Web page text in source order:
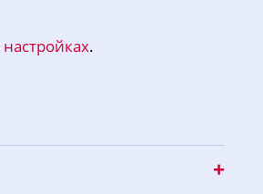
19:34
настройках.